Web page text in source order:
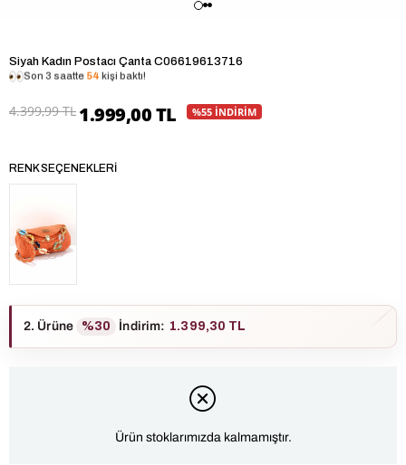
Siyah Kadın Postacı Çanta C06619613716
Son 3 saatte 54 kişi baktı!
4.399,99 TL 1.999,00 TL %55 İNDİRİM
RENK SEÇENEKLERI
2. Ürüne %30 İndirim: 1.399,30 TL
Ürün stoklarımızda kalmamıştır.